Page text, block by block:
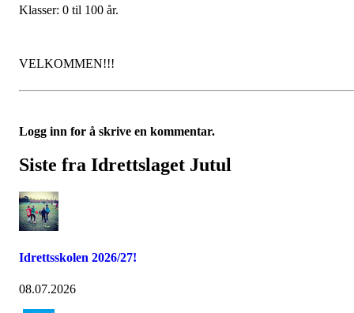
Klasser: 0 til 100 år.
VELKOMMEN!!!
Logg inn for å skrive en kommentar.
Siste fra Idrettslaget Jutul
Idrettsskolen 2026/27!
08.07.2026